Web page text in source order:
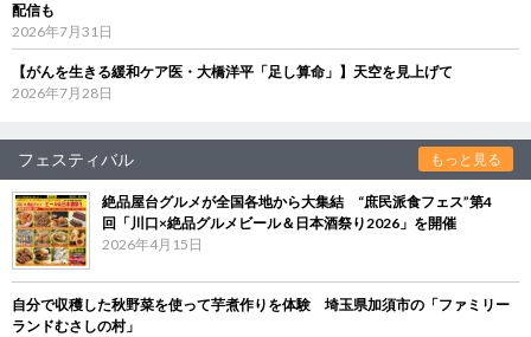
配信も
2026年7月31日
【がんを生きる緩和ケア医・大橋洋平「足し算命」】天空を見上げて
2026年7月28日
フェスティバル もっと見る
絶品屋台グルメが全国各地から大集結 “庶民派食フェス”第4
回「川口×絶品グルメビール＆日本酒祭り2026」を開催
2026年4月15日
自分で収穫した秋野菜を使って芋煮作りを体験 埼玉県加須市の「ファミリー
ランドむさしの村」